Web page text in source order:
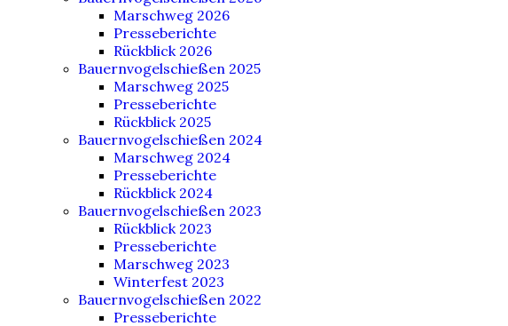
Marschweg 2026
Presseberichte
Rückblick 2026
Bauernvogelschießen 2025
Marschweg 2025
Presseberichte
Rückblick 2025
Bauernvogelschießen 2024
Marschweg 2024
Presseberichte
Rückblick 2024
Bauernvogelschießen 2023
Rückblick 2023
Presseberichte
Marschweg 2023
Winterfest 2023
Bauernvogelschießen 2022
Presseberichte